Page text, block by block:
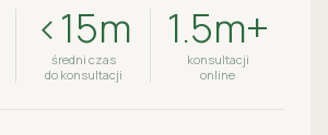
<15m
średni czas
do konsultacji
1.5m+
konsultacji
online